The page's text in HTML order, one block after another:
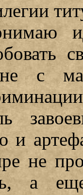
с
и
не
а